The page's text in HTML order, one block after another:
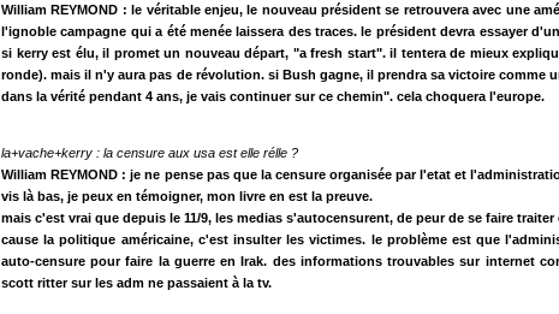
William REYMOND : le véritable enjeu, le nouveau président se retrouvera avec une
l'ignoble campagne qui a été menée laissera des traces. le président devra essayer
si kerry est élu, il promet un nouveau départ, "a fresh start". il tentera de mieux
ronde). mais il n'y aura pas de révolution. si Bush gagne, il prendra sa victoire comme
dans la vérité pendant 4 ans, je vais continuer sur ce chemin". cela choquera l'europe.
la+vache+kerry : la censure aux usa est elle rélle ?
William REYMOND : je ne pense pas que la censure organisée par l'etat et
vis là bas, je peux en témoigner, mon livre en est la preuve.
mais c'est vrai que depuis le 11/9, les medias s'autocensurent, de peur de se faire
cause la politique américaine, c'est insulter les victimes. le problème est que
auto-censure pour faire la guerre en Irak. des informations trouvables sur internet
scott ritter sur les adm ne passaient à la tv.